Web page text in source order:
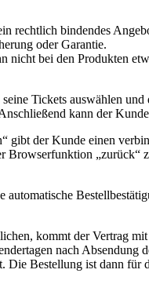
rechtlich bindendes
oder Garantie.
nicht bei den Produkten
Tickets auswählen
kann der
gibt der Kunde einen
Browserfunktion
kommt der Vertrag
nach Absendung
Bestellung ist dann für